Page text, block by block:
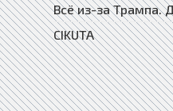
Всё из-за Трампа.
CIKUTA